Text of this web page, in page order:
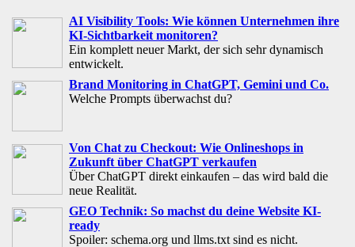
AI Visibility Tools: Wie können Unternehmen ihre
KI-Sichtbarkeit monitoren?
Ein komplett neuer Markt, der sich sehr dynamisch
entwickelt.
Brand Monitoring in ChatGPT, Gemini und Co.
Welche Prompts überwachst du?
Von Chat zu Checkout: Wie Onlineshops in
Zukunft über ChatGPT verkaufen
Über ChatGPT direkt einkaufen – das wird bald die
neue Realität.
GEO Technik: So machst du deine Website KI-
ready
Spoiler: schema.org und llms.txt sind es nicht.